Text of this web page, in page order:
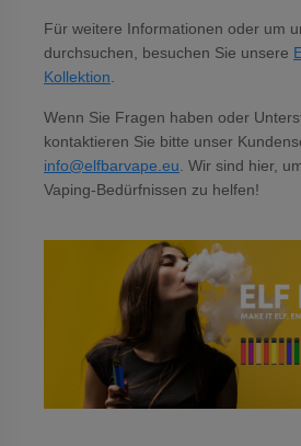
Für weitere Informationen oder um
durchsuchen, besuchen Sie unsere
Kollektion.
Wenn Sie Fragen haben oder
kontaktieren Sie bitte unser
info@elfbarvape.eu. Wir sind hier,
Vaping-Bedürfnissen zu helfen!